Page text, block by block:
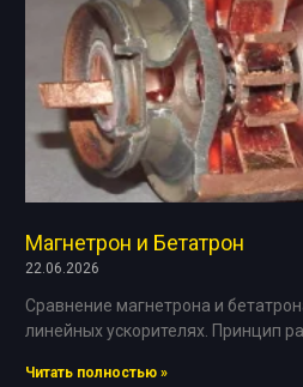
Магнетрон и Бетатрон
22.06.2026
Сравнение магнетрона и
линейных ускорителях. Принцип
Читать полностью »